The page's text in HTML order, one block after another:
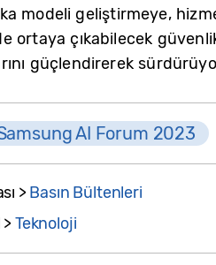
modeli geliştirmeye,
ortaya çıkabilecek
güçlendirerek
AI Forum 2023
>Basın Bültenleri
>Teknoloji